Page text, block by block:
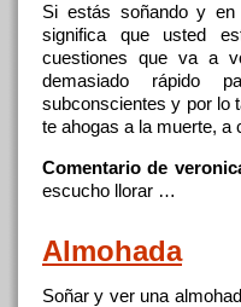
Si estás soñandoy en
significa que usted
cuestiones que va a
demasiado rápido
subconscientesy por lo
te ahogas a la muerte, a
Comentario de
escucho llorar …
Almohada
Soñar y ver una